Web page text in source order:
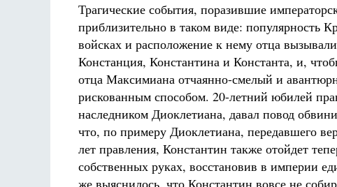
Трагические события, поразившие
приблизительно в таком виде: популярность
войсках и расположение к нему отца
Констанция, Константина и Константа, и,
отца Максимиана отчаянно-смелый и
рискованным способом. 20-летний юбилей
наследником Диоклетиана, давал повод
что, по примеру Диоклетиана, передавшего
лет правления, Константин также отойдет
собственных руках, восстановив в империи
же выяснилось, что Константин вовсе не